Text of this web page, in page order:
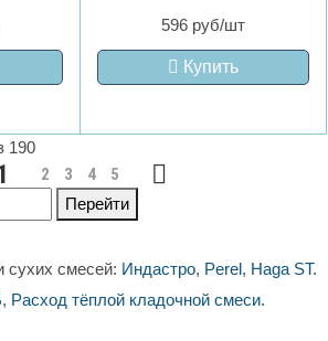
596 руб/шт
Купить
190
2 3 4 5
Перейти
сухих смесей: Индастро, Perel, Haga ST.
, Расход тёплой кладочной смеси.